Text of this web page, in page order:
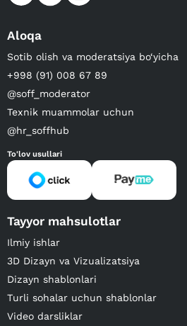
Aloqa
Sotib olish va moderatsiya bo‘yicha
+998 (91) 008 67 89
@soff_moderator
Texnik muammolar uchun
@hr_soffhub
To'lov usullari
Tayyor mahsulotlar
Ilmiy ishlar
3D Dizayn va Vizualizatsiya
Dizayn shablonlari
Turli sohalar uchun shablonlar
Video darsliklar